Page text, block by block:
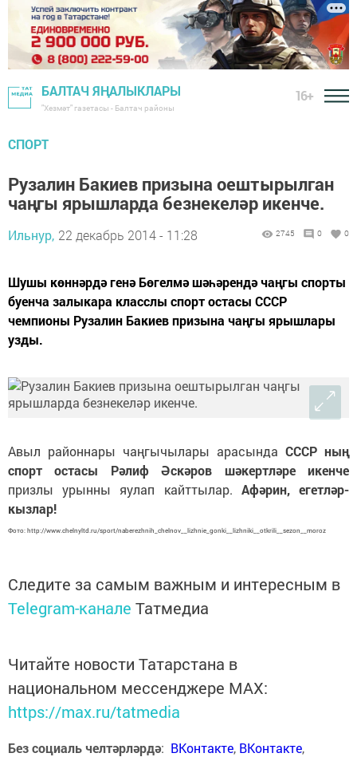
БАЛТАЧ ЯҢАЛЫКЛАРЫ
"Хезмәт" газетасы - Балтач районы
16+
СПОРТ
Рузалин Бакиев призына оештырылган
чаңгы ярышларда безнекеләр икенче.
Ильнур, 22 декабрь 2014 - 11:28 2745 0 0
Шушы көннәрдә генә Бөгелмә шәһәрендә чаңгы спорты
буенча залыкара класслы спорт остасы СССР
чемпионы Рузалин Бакиев призына чаңгы ярышлары
узды.
Авыл районнары чаңгычылары арасында СССР ның
спорт остасы Рәлиф Әскәров шәкертләре икенче
призлы урынны яулап кайттылар. Афәрин, егетләр-
кызлар!
Фото: http://www.chelnyltd.ru/sport/naberezhnih_chelnov__lizhnie_gonki__lizhniki__otkrili__sezon__moroz
Следите за самым важным и интересным в
Telegram-канале Татмедиа
Читайте новости Татарстана в
национальном мессенджере MАХ:
https://max.ru/tatmedia
Без социаль челтәрләрдә: ВКонтакте, ВКонтакте,